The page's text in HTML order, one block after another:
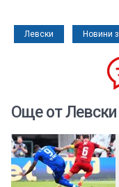
Левски Новини
Още от Левски